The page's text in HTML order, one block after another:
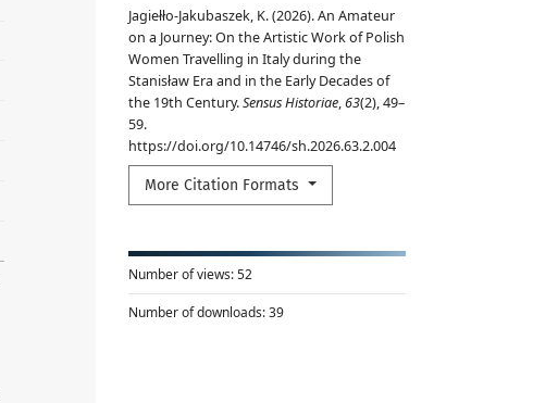
Jagiełło-Jakubaszek, K. (2026). An Amateur
on a Journey: On the Artistic Work of Polish
Women Travelling in Italy during the
Stanisław Era and in the Early Decades of
the 19th Century.Sensus Historiae,63(2), 49–
59.
https://doi.org/10.14746/sh.2026.63.2.004
More Citation Formats
Number of views:52
Number of downloads:39